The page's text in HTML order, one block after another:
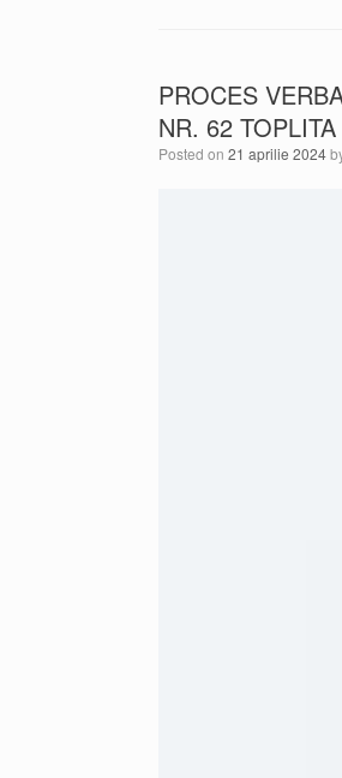
PROCES
NR. 62 TOPLITA
Posted on 21 aprilie 2024